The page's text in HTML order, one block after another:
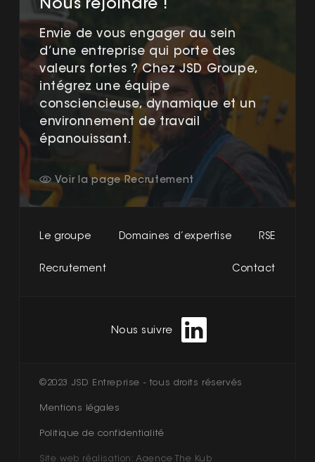
Envie de vous engager au sein
d’une entreprise qui porte des
valeurs fortes ? Chez JSD Groupe,
intégrez une équipe
consciencieuse, dynamique et un
environnement de travail
épanouissant.
Voir la page Recrutement
Le groupe Domaines d’expertise RSE
Recrutement Contact
Nous suivre
©2023 JSD Entreprise - tous droits réservés
Mentions légales
Politique de confidentialité
Site web réalisation:Agence The Kub